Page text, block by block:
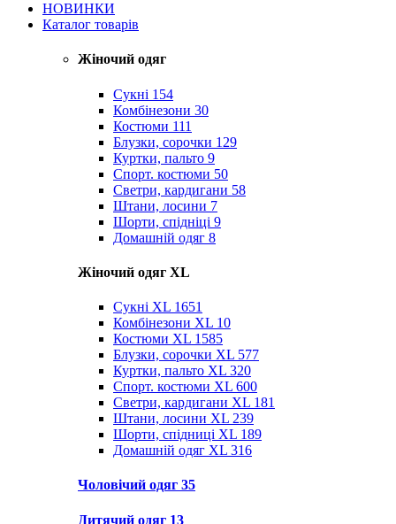
НОВИНКИ
Каталог товарів
Жіночий одяг
Сукні 154
Комбінезони 30
Костюми 111
Блузки, сорочки 129
Куртки, пальто 9
Спорт. костюми 50
Светри, кардигани 58
Штани, лосини 7
Шорти, спідніці 9
Домашній одяг 8
Жіночий одяг XL
Cукні XL 1651
Комбінезони XL 10
Костюми XL 1585
Блузки, сорочки XL 577
Куртки, пальто XL 320
Спорт. костюми XL 600
Светри, кардигани XL 181
Штани, лосини XL 239
Шорти, спідниці XL 189
Домашній одяг XL 316
Чоловічий одяг 35
Дитячий одяг 13